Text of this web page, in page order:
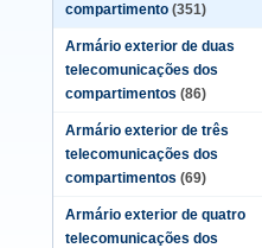
compartimento (351)
Armário exterior de duas
telecomunicações dos
compartimentos (86)
Armário exterior de três
telecomunicações dos
compartimentos (69)
Armário exterior de quatro
telecomunicações dos